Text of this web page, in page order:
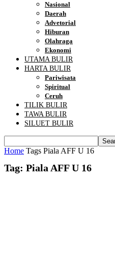
Nasional
Daerah
Advetorial
Hiburan
Olahraga
Ekonomi
UTAMA BULIR
HARTA BULIR
Pariwisata
Spiritual
Ceruh
TILIK BULIR
TAWA BULIR
SILUET BULIR
Home Tags Piala AFF U 16
Tag: Piala AFF U 16